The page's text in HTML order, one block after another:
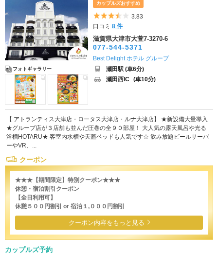
フォトギャラリー
カップルズおすすめ
5つ星のうち3.5
3.83
口コミ8 件
滋賀県大津市大萱7-3270-6
077-544-5371
Best Delight ホテル グループ
瀬田駅 (車6分)
瀬田西IC (車10分)
【 アトランティス大津店・ロータス大津店・ルナ大津店】 ★新設備大量導入
★グループ店が３店舗も並んだ圧巻の全９０部屋！ 大人気の露天風呂や光る
浴槽HOTARU★ 客室内水槽や天蓋ベッドも人気です☆ 飲み放題ビールサーバ
ーやVR、...
クーポン
★★★【期間限定】特別クーポン★★★
休憩・宿泊割引クーポン
【全日利用可】
休憩５００円割引 or 宿泊１,０００円割引
クーポン内容をもっと見る
カップルズ予約